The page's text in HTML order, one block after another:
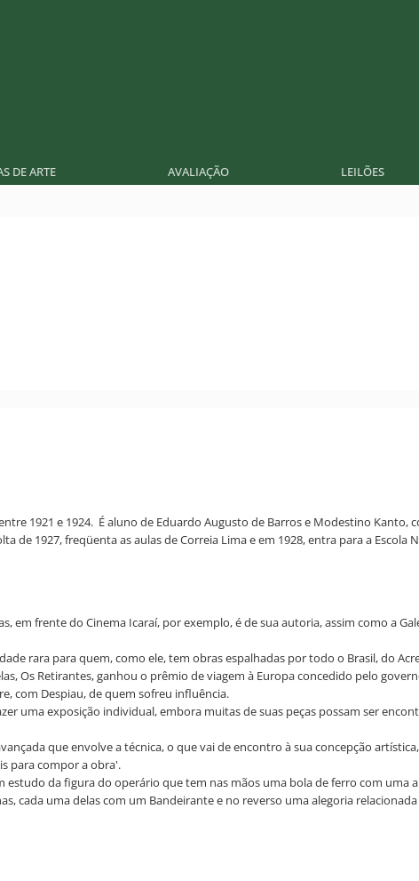
DE ARTE AVALIAÇÃO LEILÕES
1921 e 1924. É aluno de Eduardo Augusto de Barros e Modestino Kanto,
1927, freqüenta as aulas de Correia Lima e em 1928, entra para a Escola
em frente do Cinema Icaraí, por exemplo, é de sua autoria, assim como a
rara para quem, como ele, tem obras espalhadas por todo o Brasil, do
Os Retirantes, ganhou o prêmio de viagem à Europa concedido pelo
com Despiau, de quem sofreu influência.
uma exposição individual, embora muitas de suas peças possam ser
que envolve a técnica, o que vai de encontro à sua concepção
para compor a obra'.
da figura do operário que tem nas mãos uma bola de ferro com uma
cada uma delas com um Bandeirante e no reverso uma alegoria